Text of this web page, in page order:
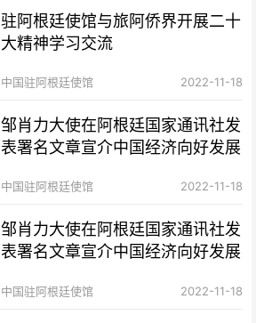
驻阿根廷使馆与旅阿侨界开展二十
大精神学习交流
中国驻阿根廷使馆 2022-11-18
邹肖力大使在阿根廷国家通讯社发
表署名文章宣介中国经济向好发展
中国驻阿根廷使馆 2022-11-18
邹肖力大使在阿根廷国家通讯社发
表署名文章宣介中国经济向好发展
中国驻阿根廷使馆 2022-11-18